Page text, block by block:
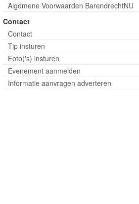
Algemene Voorwaarden BarendrechtNU
Contact
Contact
Tip insturen
Foto('s) insturen
Evenement aanmelden
Informatie aanvragen adverteren